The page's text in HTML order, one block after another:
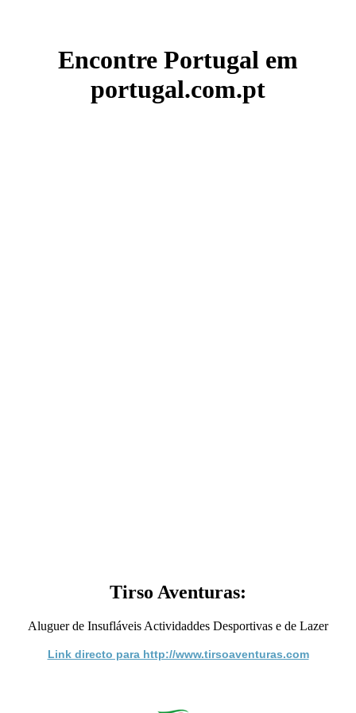
Encontre Portugal em
portugal.com.pt
Tirso Aventuras:
Aluguer de Insufláveis Actividaddes Desportivas e de Lazer
Link directo para http://www.tirsoaventuras.com